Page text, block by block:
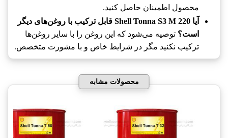
محصول اطمینان حاصل کنید.
آیا Shell Tonna S3 M 220 قابل ترکیب با روغن‌های دیگر
است؟ توصیه می‌شود که این روغن را با سایر روغن‌ها
ترکیب نکنید مگر در شرایط خاص و با مشورت متخصص.
محصولات مشابه